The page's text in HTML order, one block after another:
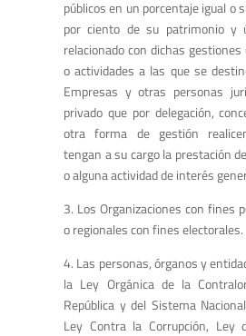
públicos en un porcentaje igual o
por ciento de su patrimonio y
relacionado con dichas
o actividades a las que se
Empresas y otras personas
privado que por delegación,
otra forma de gestión
tengan a su cargo la prestación
o alguna actividad de interés
3. Los Organizaciones con fines
o regionales con fines electorales.
4. Las personas, órganos y
la Ley Orgánica de la
República y del Sistema
Ley Contra la Corrupción, Ley